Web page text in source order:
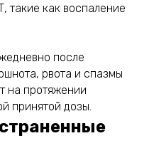
как воспаление
после
рвота и спазмы
на протяжении
принятой дозы.